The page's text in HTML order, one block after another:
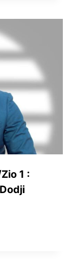
1 :